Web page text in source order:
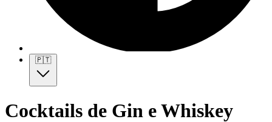
🇵🇹
Cocktails de Gin e Whiskey